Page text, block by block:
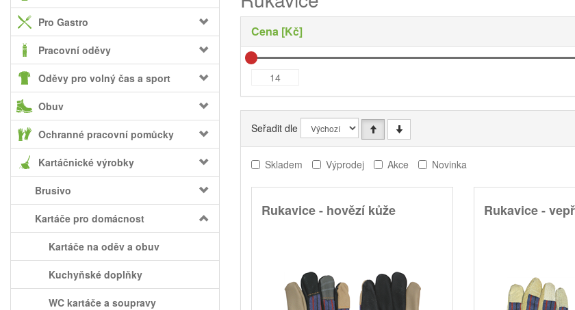
Pro Gastro
Pracovní oděvy
Oděvy pro volný čas a sport
Obuv
Ochranné pracovní pomůcky
Kartáčnické výrobky
Brusivo
Kartáče pro domácnost
Kartáče na oděv a obuv
Kuchyňské doplňky
WC kartáče a soupravy
Cena [Kč]
Seřadit dle
Skladem Výprodej Akce Novinka
Rukavice - hovězí kůže Rukavice -